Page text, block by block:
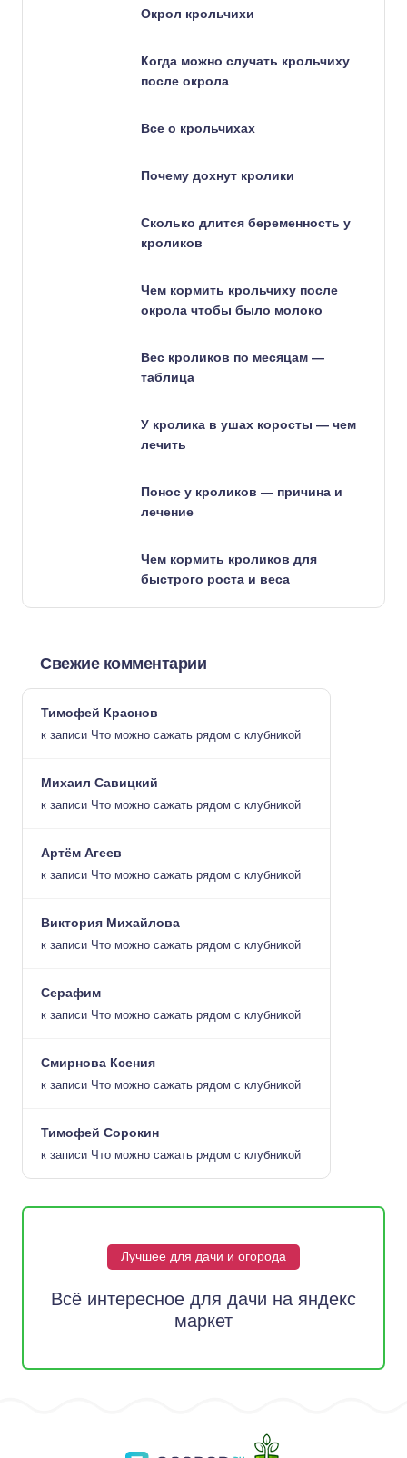
Окрол крольчихи
Когда можно случать крольчиху
после окрола
Все о крольчихах
Почему дохнут кролики
Сколько длится беременность у
кроликов
Чем кормить крольчиху после
окрола чтобы было молоко
Вес кроликов по месяцам —
таблица
У кролика в ушах коросты — чем
лечить
Понос у кроликов — причина и
лечение
Чем кормить кроликов для
быстрого роста и веса
Свежие комментарии
Тимофей Краснов
к записи Что можно сажать рядом с клубникой
Михаил Савицкий
к записи Что можно сажать рядом с клубникой
Артём Агеев
к записи Что можно сажать рядом с клубникой
Виктория Михайлова
к записи Что можно сажать рядом с клубникой
Серафим
к записи Что можно сажать рядом с клубникой
Смирнова Ксения
к записи Что можно сажать рядом с клубникой
Тимофей Сорокин
к записи Что можно сажать рядом с клубникой
Лучшее для дачи и огорода
Всё интересное для дачи на яндекс
маркет